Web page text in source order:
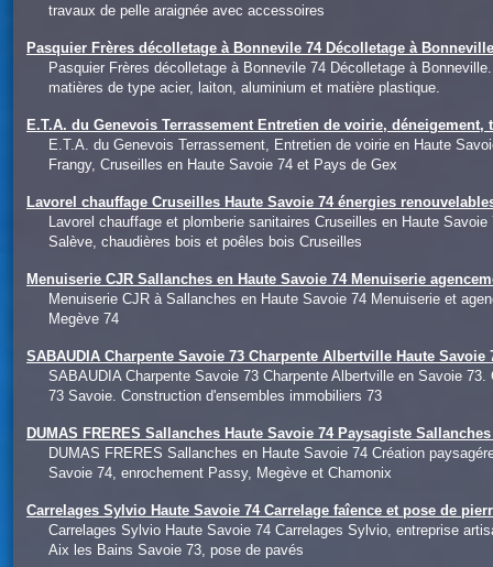
travaux de pelle araignée avec accessoires
Pasquier Frères décolletage à Bonnevile 74 Décolletage à
Pasquier Frères décolletage à Bonnevile 74 Décolletage à
matières de type acier, laiton, aluminium et matière plastique.
E.T.A. du Genevois Terrassement Entretien de voirie, déneigement,
E.T.A. du Genevois Terrassement, Entretien de voirie en Haute
Frangy, Cruseilles en Haute Savoie 74 et Pays de Gex
Lavorel chauffage Cruseilles Haute Savoie 74 énergies
Lavorel chauffage et plomberie sanitaires Cruseilles en Haute
Salève, chaudières bois et poêles bois Cruseilles
Menuiserie CJR Sallanches en Haute Savoie 74 Menuiserie
Menuiserie CJR à Sallanches en Haute Savoie 74 Menuiserie et
Megève 74
SABAUDIA Charpente Savoie 73 Charpente Albertville Haute
SABAUDIA Charpente Savoie 73 Charpente Albertville en Savoie
73 Savoie. Construction d'ensembles immobiliers 73
DUMAS FRERES Sallanches Haute Savoie 74 Paysagiste
DUMAS FRERES Sallanches en Haute Savoie 74 Création
Savoie 74, enrochement Passy, Megève et Chamonix
Carrelages Sylvio Haute Savoie 74 Carrelage faîence et pose de
Carrelages Sylvio Haute Savoie 74 Carrelages Sylvio, entreprise
Aix les Bains Savoie 73, pose de pavés